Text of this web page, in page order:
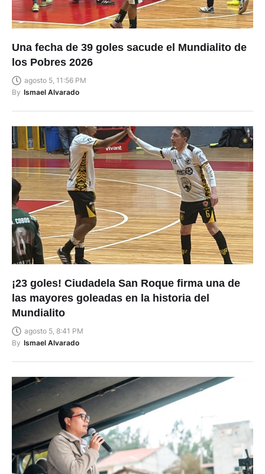
Una fecha de 39 goles sacude el Mundialito de
los Pobres 2026
agosto 5, 11:56 PM
By Ismael Alvarado
¡23 goles! Ciudadela San Roque firma una de
las mayores goleadas en la historia del
Mundialito
agosto 5, 8:41 PM
By Ismael Alvarado